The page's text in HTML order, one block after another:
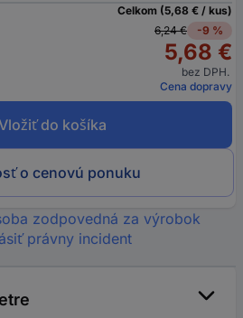
Celkom (5,68 € / kus)
6,24 €
-9 %
5,68 €
bez DPH.
Cena dopravy
do košíka
o cenovú ponuku
zodpovedná za výrobok
právny incident